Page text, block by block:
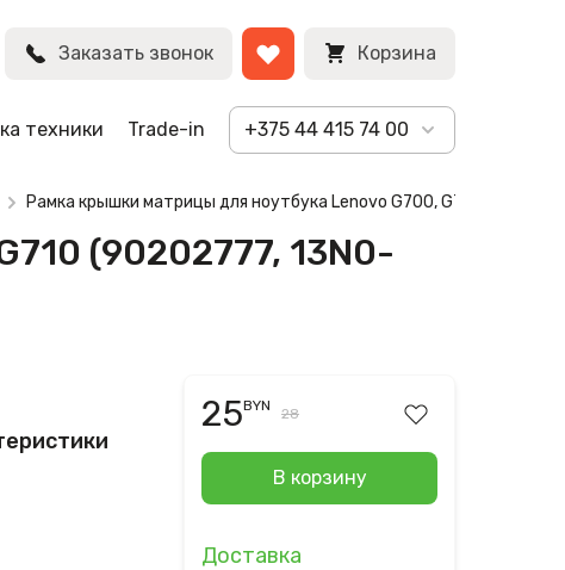
Заказать звонок Корзина
техники Trade-in +375 44 415 74 00
BYN
Рамка крышки матрицы для ноутбука Lenovo G700, G710
(90202777, 13N0-
25BYN 28
В корзину
Доставка